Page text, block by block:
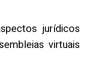
jurídicos
virtuais